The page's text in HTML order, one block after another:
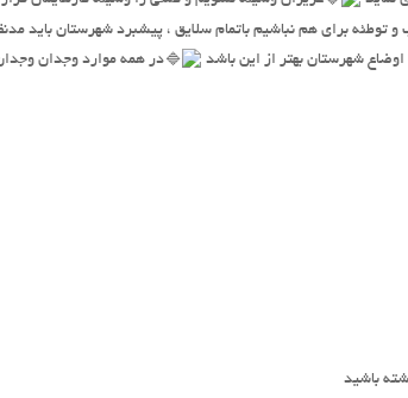
توطئه برای هم نباشیم باتمام سلایق ، پیشبرد شهرستان باید
شهرستان بهتر از این باشد
در همه موارد وجدان
باشید